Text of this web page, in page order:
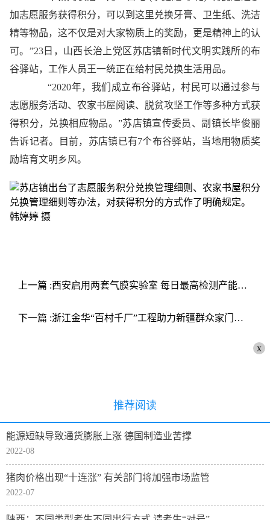
加志愿服务获得积分，可以到这里兑换牙膏、卫生纸、洗洁
精等物品，这不仅是对大家物质上的奖励，更是精神上的认
可。”23日，山西长治上党区苏店镇新时代文明实践所的布
谷驿站，工作人员王一统正在给村民兑换生活用品。
“2020年，我们成立布谷驿站，村民可以通过参与
志愿服务活动、农家书屋阅读、脱贫攻坚工作等多种方式获
得积分，兑换相应物品。”苏店镇宣传委员、副镇长毕俊丽
告诉记者。目前，苏店镇已有7个布谷驿站，当地用物质奖
励培育文明乡风。
上一篇 :西安启用两套气膜实验室 每日最高检测产能可达25万管
下一篇 :浙江金华“百村千厂”工程助力新疆群众家门口就业
x
推荐阅读
能源短缺导致通货膨胀上涨 德国制造业苦撑
2022-08
猪肉价格出现“十连涨” 有关部门将加强市场监管
2022-07